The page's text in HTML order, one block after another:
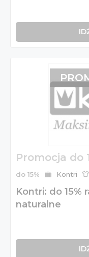
Promocja do
do 15% Kontri
Kontri: do 15%
naturalne